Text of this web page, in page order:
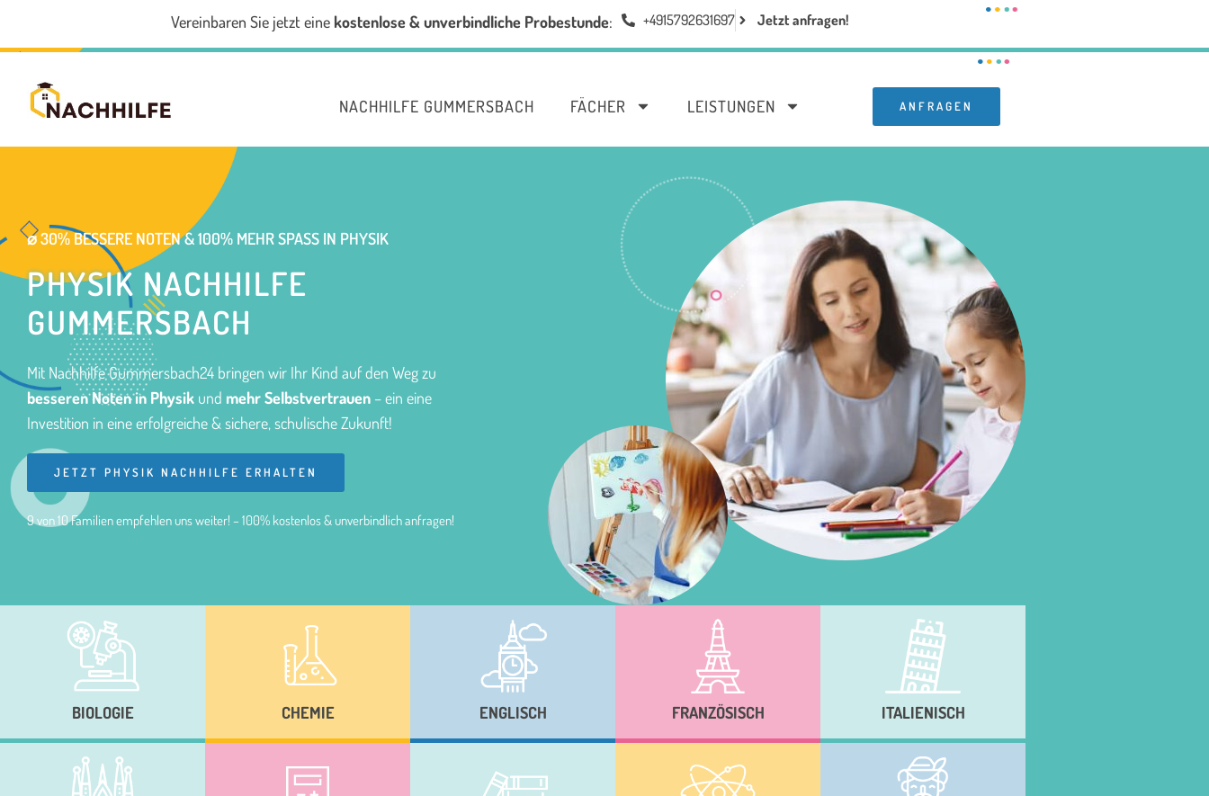
Vereinbaren Sie jetzt eine kostenlose & unverbindliche Probestunde: +4915792631697 Jetzt anfragen!
NACHHILFE GUMMERSBACH FÄCHER LEISTUNGEN ANFRAGEN
⌀ 30% BESSERE NOTEN & 100% MEHR SPASS IN PHYSIK
PHYSIK NACHHILFE
GUMMERSBACH
Mit Nachhilfe Gummersbach24 bringen wir Ihr Kind auf den Weg zu
besseren Noten in Physik und mehr Selbstvertrauen – ein eine
Investition in eine erfolgreiche & sichere, schulische Zukunft!
JETZT PHYSIK NACHHILFE ERHALTEN
9 von 10 Familien empfehlen uns weiter! – 100% kostenlos & unverbindlich anfragen!
BIOLOGIE CHEMIE ENGLISCH FRANZÖSISCH ITALIENISCH